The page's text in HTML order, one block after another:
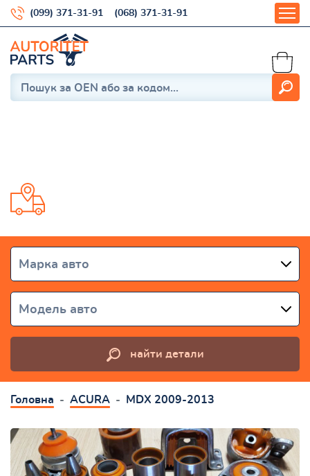
(099) 371-31-91 (068) 371-31-91
Марка авто
Модель авто
найти детали
Головна ACURA MDX 2009-2013